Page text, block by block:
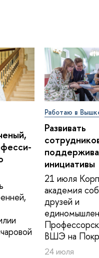
Работаю в
Развивать
инициативы
21 июля
академия
друзей и
ВШЭ на
24 июля